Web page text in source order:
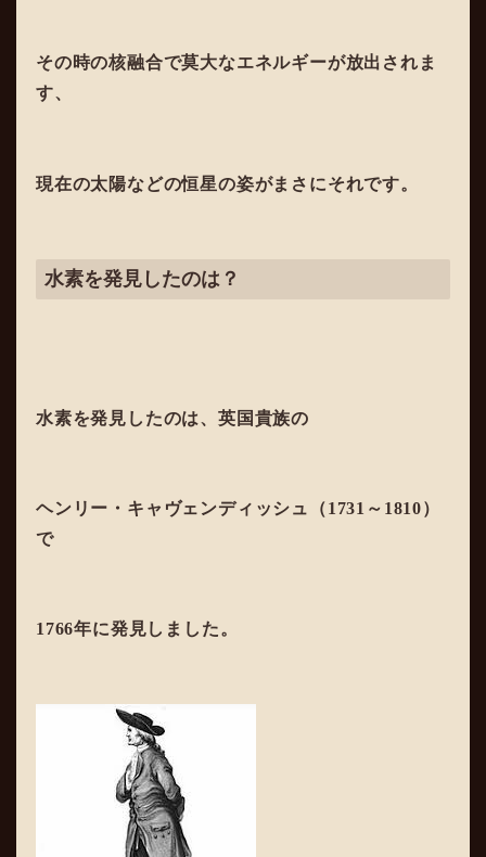
その時の核融合で莫大なエネルギーが放出されま
す、
現在の太陽などの恒星の姿がまさにそれです。
水素を発見したのは？
水素を発見したのは、英国貴族の
ヘンリー・キャヴェンディッシュ（1731～1810）
で
1766年に発見しました。